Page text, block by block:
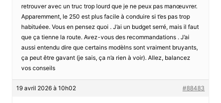
retrouver avec un truc trop lourd que je ne peux pas manœuvrer.
Apparemment, le 250 est plus facile à conduire si t’es pas trop
habituéee. Vous en pensez quoi . J’ai un budget serré, mais il faut
que ça tienne la route. Avez-vous des recommandations . J’ai
aussi entendu dire que certains modèlns sont vraiment bruyants,
ça peut être gavant (je sais, ça n’a rien à voir). Allez, balancez
vos conseils
19 avril 2026 à 10h02 #88483